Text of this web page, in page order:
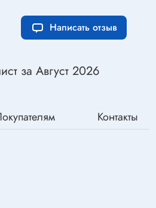
за Август 2026
Написать отзыв
Контакты